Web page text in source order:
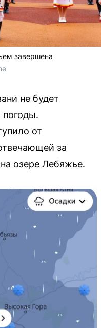
завершена
не будет
от
за
озере Лебяжье.